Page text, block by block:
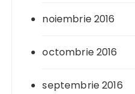
noiembrie 2016
octombrie 2016
septembrie 2016